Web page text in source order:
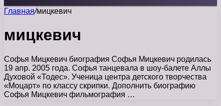
Главная/мицкевич
мицкевич
Софья Мицкевич биография Софья Мицкевич родилась
19 апр. 2005 года. Софья танцевала в шоу-балете Аллы
Духовой «Тодес». Ученица центра детского творчества
«Моцарт» по классу скрипки. Дополнить биографию
Софья Мицкевич фильмография …